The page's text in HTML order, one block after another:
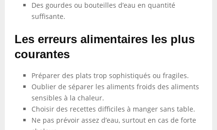
Des gourdes ou bouteilles d’eau en quantité
suffisante.
Les erreurs alimentaires les plus
courantes
Préparer des plats trop sophistiqués ou fragiles.
Oublier de séparer les aliments froids des aliments
sensibles à la chaleur.
Choisir des recettes difficiles à manger sans table.
Ne pas prévoir assez d’eau, surtout en cas de forte